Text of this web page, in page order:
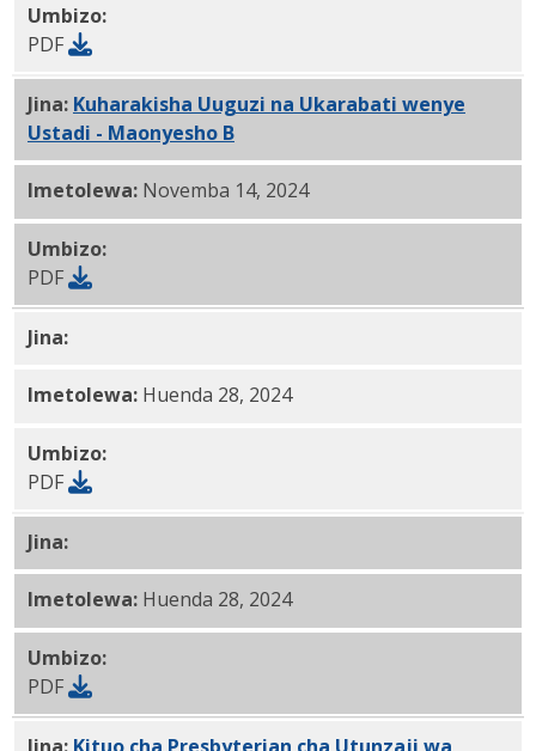
Umbizo:
PDF
Jina: Kuharakisha Uuguzi na Ukarabati wenye
Ustadi - Maonyesho BPDF
Imetolewa: Novemba 14, 2024
Umbizo:
PDF
Jina:Kituo cha
Imetolewa: Huenda 28, 2024
Umbizo:
PDF
Jina:Kituo cha Presbyterian cha Utunzaji wa
Imetolewa: Huenda 28, 2024
Umbizo:
PDF